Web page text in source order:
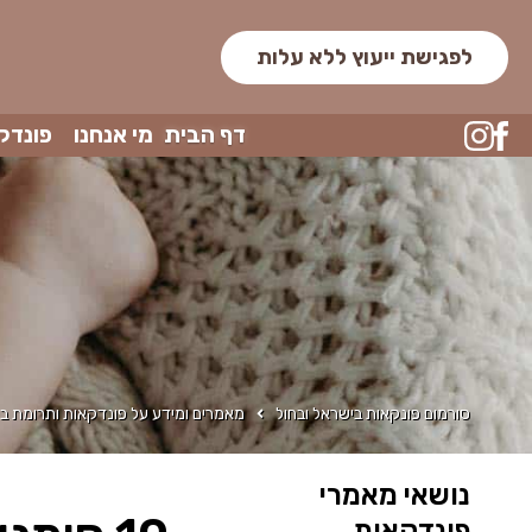
לפגישת ייעוץ ללא עלות
דף הבית מי אנחנו
סורמום פונקאות בישראל ובחול מאמרים ומידע על פונדקאות ותרומת
נושאי מאמרי